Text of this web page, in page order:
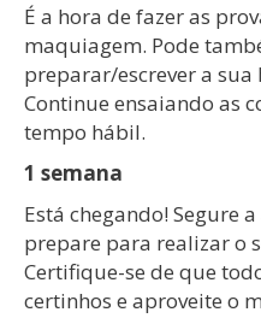
É a hora de fazer as
maquiagem. Pode
preparar/escrever a sua
Continue ensaiando as
tempo hábil.
1 semana
Está chegando! Segure
prepare para realizar o
Certifique-se de que
certinhos e aproveite o